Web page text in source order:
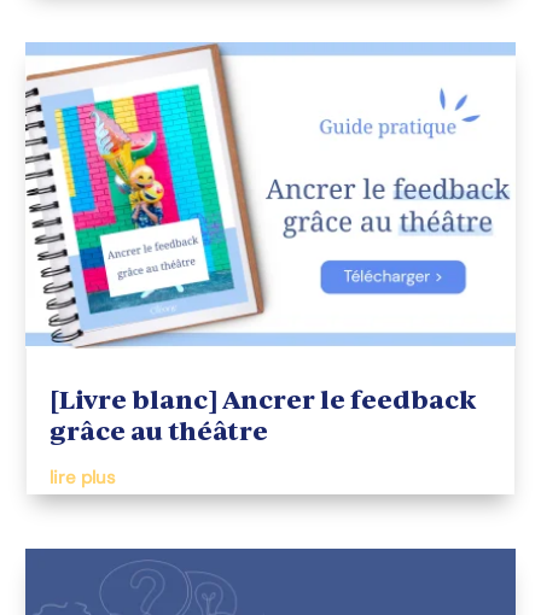
[Livre blanc] Ancrer le feedback
grâce au théâtre
lire plus